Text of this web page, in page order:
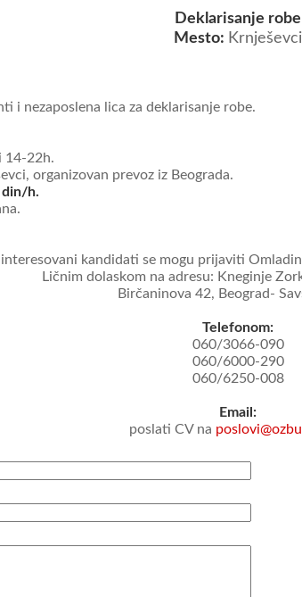
Deklarisanje robe
Mesto: Krnješevci
i nezaposlena lica za deklarisanje robe.
14-22h.
organizovan prevoz iz Beograda.
h.
kandidati se mogu prijaviti
Ličnim dolaskom na adresu: Kneginje
Birčaninova 42, Beograd-
Telefonom:
060/3066-090
060/6000-290
060/6250-008
Email:
poslati CV na